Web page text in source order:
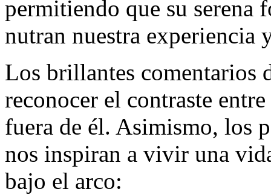
permitiendo que su serena
nutran nuestra experiencia
Los brillantes comentarios
reconocer el contraste
fuera de él. Asimismo, los
nos inspiran a vivir una
bajo el arco: